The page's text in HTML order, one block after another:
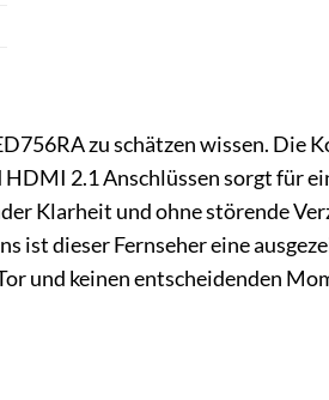
zu schätzen wissen. Die
2.1 Anschlüssen sorgt für
Klarheit und ohne störende
ist dieser Fernseher eine
und keinen entscheidenden